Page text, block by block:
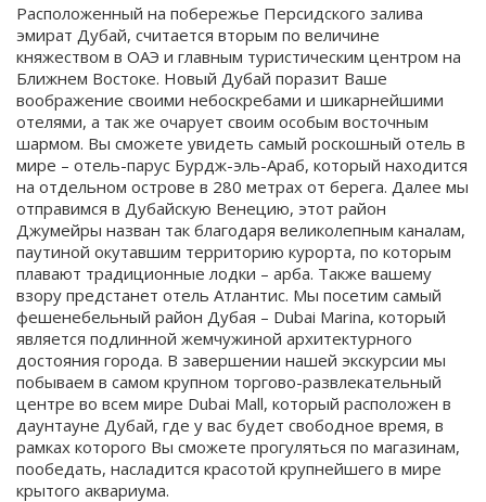
Расположенный на побережье Персидского залива
эмират Дубай, считается вторым по величине
княжеством в ОАЭ и главным туристическим центром на
Ближнем Востоке. Новый Дубай поразит Ваше
воображение своими небоскребами и шикарнейшими
отелями, а так же очарует своим особым восточным
шармом. Вы сможете увидеть самый роскошный отель в
мире – отель-парус Бурдж-эль-Араб, который находится
на отдельном острове в 280 метрах от берега. Далее мы
отправимся в Дубайскую Венецию, этот район
Джумейры назван так благодаря великолепным каналам,
паутиной окутавшим территорию курорта, по которым
плавают традиционные лодки – арба. Также вашему
взору предстанет отель Атлантис. Мы посетим самый
фешенебельный район Дубая – Dubai Marina, который
является подлинной жемчужиной архитектурного
достояния города. В завершении нашей экскурсии мы
побываем в самом крупном торгово-развлекательный
центре во всем мире Dubai Mall, который расположен в
даунтауне Дубай, где у вас будет свободное время, в
рамках которого Вы сможете прогуляться по магазинам,
пообедать, насладится красотой крупнейшего в мире
крытого аквариума.